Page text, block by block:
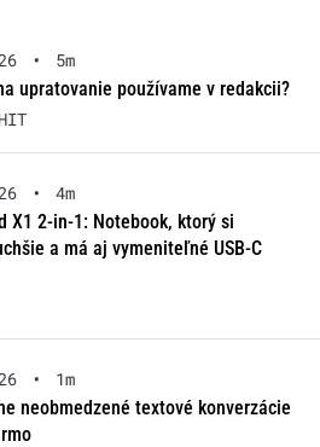
•
5m
upratovanie používame v redakcii?
•
4m
X1 2-in-1: Notebook, ktorý si
a má aj vymeniteľné USB-C
•
1m
neobmedzené textové konverzácie